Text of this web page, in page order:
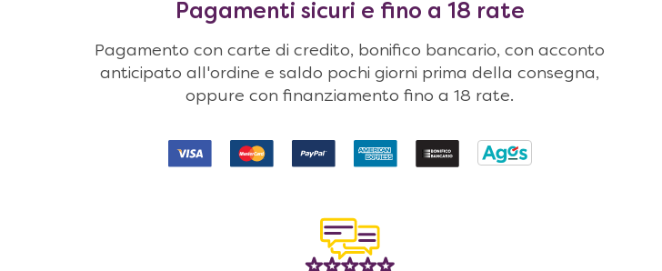
Pagamenti sicuri e fino a 18 rate
Pagamento con carte di credito, bonifico bancario, con acconto
anticipato all'ordine e saldo pochi giorni prima della consegna,
oppure con finanziamento fino a 18 rate.